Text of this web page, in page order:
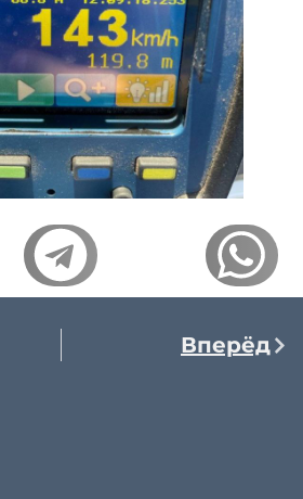
Вперёд